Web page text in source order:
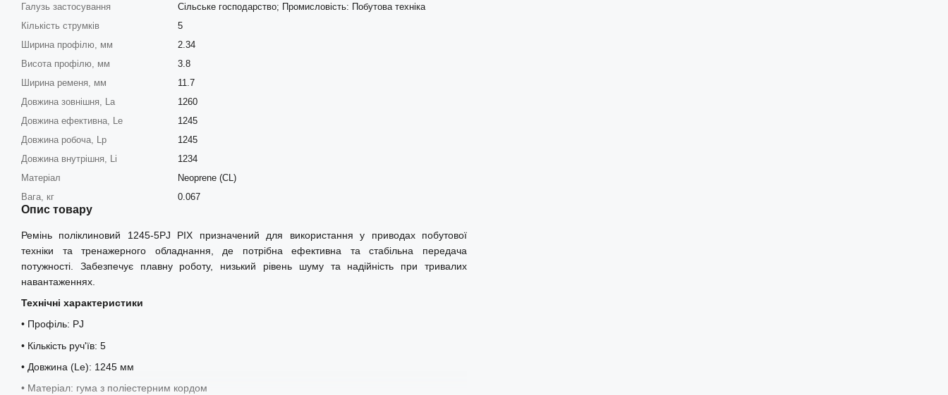
Галузь застосування
Сільське господарство; Промисловість: Побутова техніка
Кількість струмків
5
Ширина профілю, мм
2.34
Висота профілю, мм
3.8
Ширина ременя, мм
11.7
Довжина зовнішня, La
1260
Довжина ефективна, Le
1245
Довжина робоча, Lp
1245
Довжина внутрішня, Li
1234
Матеріал
Neoprene (CL)
Вага, кг
0.067
Опис товару
Ремінь поліклиновий 1245-5PJ PIX призначений для використання у приводах побутової
техніки та тренажерного обладнання, де потрібна ефективна та стабільна передача
потужності. Забезпечує плавну роботу, низький рівень шуму та надійність при тривалих
навантаженнях.
Технічні характеристики
• Профіль: PJ
• Кількість руч'їв: 5
• Довжина (Le): 1245 мм
• Матеріал: гума з поліестерним кордом